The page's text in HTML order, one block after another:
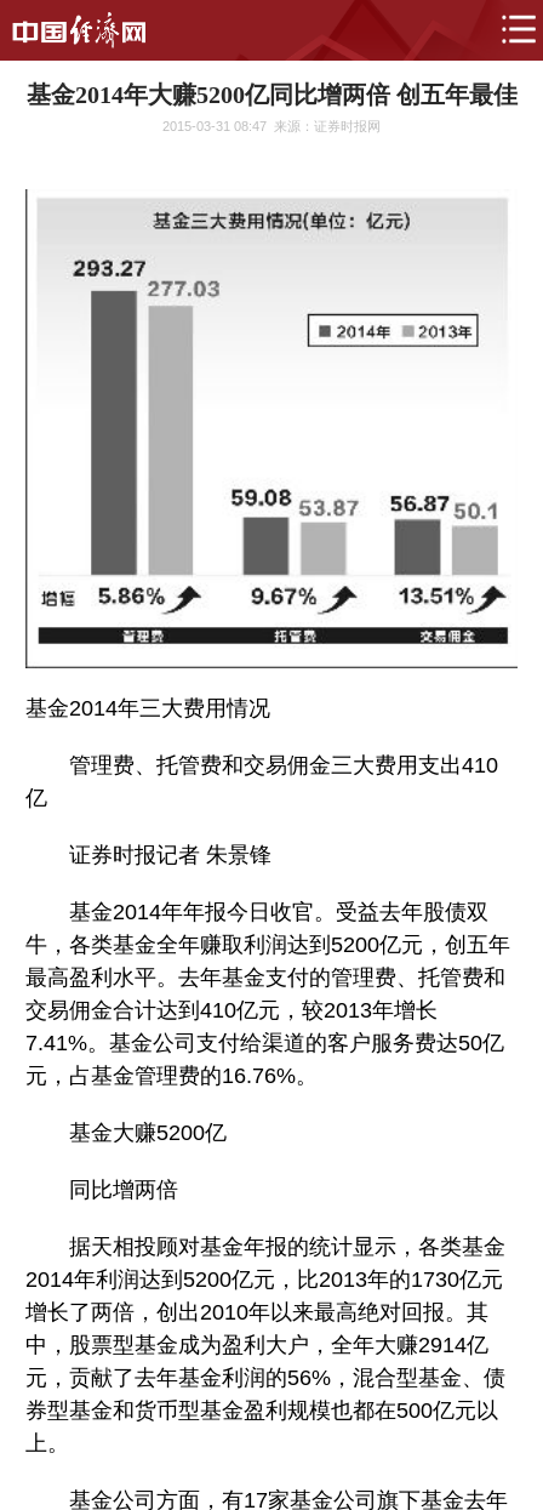
基金2014年大赚5200亿同比增两倍 创五年最佳
2015-03-31 08:47 来源：证券时报网
基金2014年三大费用情况
管理费、托管费和交易佣金三大费用支出410
亿
证券时报记者 朱景锋
基金2014年年报今日收官。受益去年股债双
牛，各类基金全年赚取利润达到5200亿元，创五年
最高盈利水平。去年基金支付的管理费、托管费和
交易佣金合计达到410亿元，较2013年增长
7.41%。基金公司支付给渠道的客户服务费达50亿
元，占基金管理费的16.76%。
基金大赚5200亿
同比增两倍
据天相投顾对基金年报的统计显示，各类基金
2014年利润达到5200亿元，比2013年的1730亿元
增长了两倍，创出2010年以来最高绝对回报。其
中，股票型基金成为盈利大户，全年大赚2914亿
元，贡献了去年基金利润的56%，混合型基金、债
券型基金和货币型基金盈利规模也都在500亿元以
上。
基金公司方面，有17家基金公司旗下基金去年